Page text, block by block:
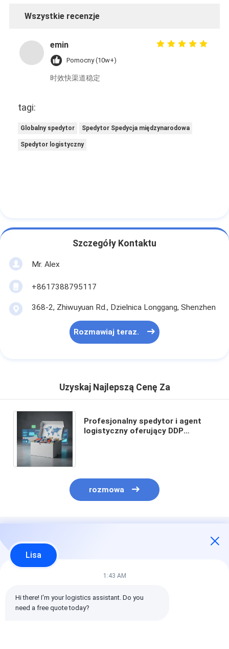
Wszystkie recenzje
emin
Pomocny (10w+)
时效快渠道稳定
tagi:
Globalny spedytor Spedytor Spedycja międzynarodowa
Spedytor logistyczny
Szczegóły Kontaktu
Mr. Alex
+8617388795117
368-2, Zhiwuyuan Rd., Dzielnica Longgang, Shenzhen
Rozmawiaj teraz.
Uzyskaj Najlepszą Cenę Za
Profesjonalny spedytor i agent
logistyczny oferujący DDP
rozmowa
Lisa
1:43 AM
Hi there! I'm your logistics assistant. Do you
need a free quote today?